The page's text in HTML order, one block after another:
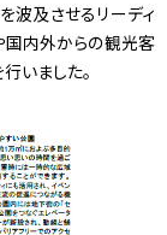
波及させるリーディ
国内外からの観光客
いました。